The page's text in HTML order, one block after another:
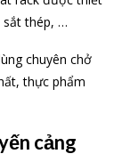
sắt thép, …
chuyên chở
thực phẩm
cảng